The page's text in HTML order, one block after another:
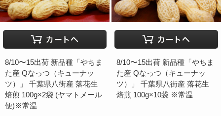
8/10〜15出荷 新品種「やちま
た産 Qなっつ（キューナッ
ツ）」 千葉県八街産 落花生
焙煎 100g×2袋 (ヤマトメール
便)※常温
8/10〜15出荷 新品種「やちま
た産 Qなっつ（キューナッ
ツ）」 千葉県八街産 落花生
焙煎 100g×10袋 ※常温